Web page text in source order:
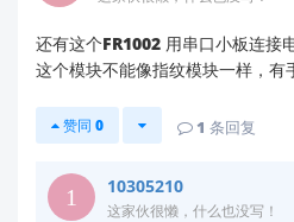
重要注意事项
通信协议不同
识别模组与指纹模块的通
信协议。
还有这个FR1002 用串口小板连接
这个模块不能像指纹模块一样，有
赞同 0 1 条回复
10305210
这家伙很懒，什么也没写！